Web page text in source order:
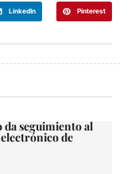
LinkedIn Pinterest
da seguimiento al
de